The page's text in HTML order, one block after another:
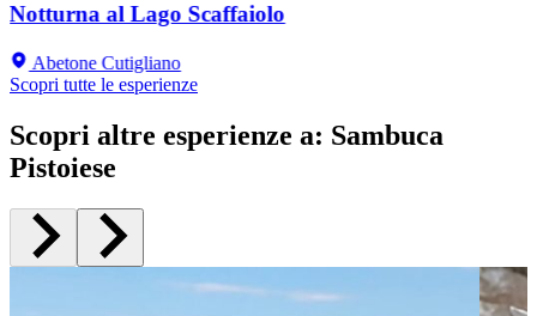
Notturna al Lago Scaffaiolo
Abetone Cutigliano
Scopri tutte le esperienze
Scopri altre esperienze a: Sambuca
Pistoiese